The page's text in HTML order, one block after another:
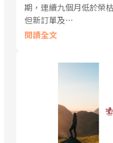
期，連續九個月低於榮
但新訂單及…
閱讀全文